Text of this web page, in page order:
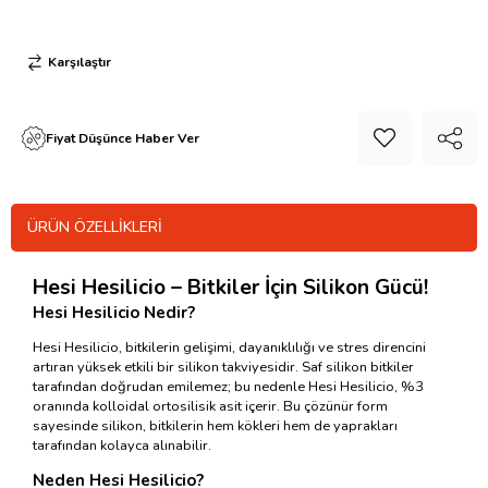
Karşılaştır
Fiyat Düşünce Haber Ver
ÜRÜN ÖZELLIKLERI
Hesi Hesilicio – Bitkiler İçin Silikon Gücü!
Hesi Hesilicio Nedir?
Hesi Hesilicio, bitkilerin gelişimi, dayanıklılığı ve stres direncini
artıran yüksek etkili bir silikon takviyesidir. Saf silikon bitkiler
tarafından doğrudan emilemez; bu nedenle Hesi Hesilicio, %3
oranında kolloidal ortosilisik asit içerir. Bu çözünür form
sayesinde silikon, bitkilerin hem kökleri hem de yaprakları
tarafından kolayca alınabilir.
Neden Hesi Hesilicio?